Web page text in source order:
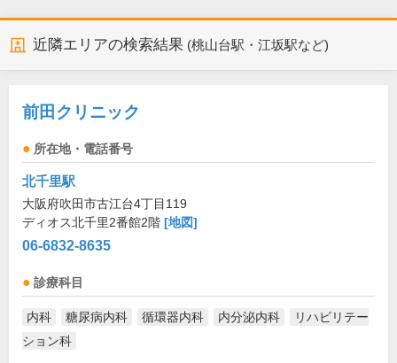
近隣エリアの検索結果 (桃山台駅・江坂駅など)
前田クリニック
所在地・電話番号
北千里駅
大阪府吹田市古江台4丁目119
ディオス北千里2番館2階 [地図]
06-6832-8635
診療科目
内科 糖尿病内科 循環器内科 内分泌内科
リハビリテー
ション科